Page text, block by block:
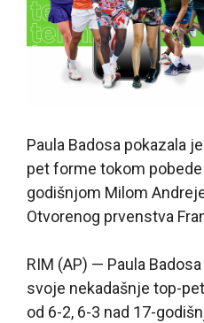
Paula Badosa pokazala
pet forme tokom pobede
godišnjom Milom
Otvorenog prvenstva
RIM (AP) — Paula
svoje nekadašnje top-
od 6-2, 6-3 nad 17-